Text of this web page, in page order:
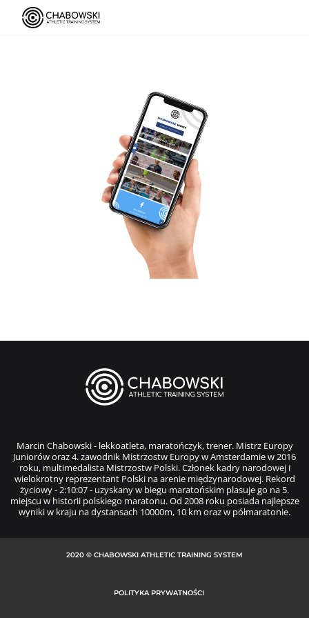
Marcin Chabowski - lekkoatleta, maratończyk, trener. Mistrz Europy
Juniorów oraz 4. zawodnik Mistrzostw Europy w Amsterdamie w 2016
roku, multimedalista Mistrzostw Polski. Członek kadry narodowej i
wielokrotny reprezentant Polski na arenie międzynarodowej. Rekord
życiowy - 2:10:07 - uzyskany w biegu maratońskim plasuje go na 5.
miejscu w historii polskiego maratonu. Od 2008 roku posiada najlepsze
wyniki w kraju na dystansach 10000m, 10 km oraz w półmaratonie.
2020 © CHABOWSKI ATHLETIC TRAINING SYSTEM
POLITYKA PRYWATNOŚCI